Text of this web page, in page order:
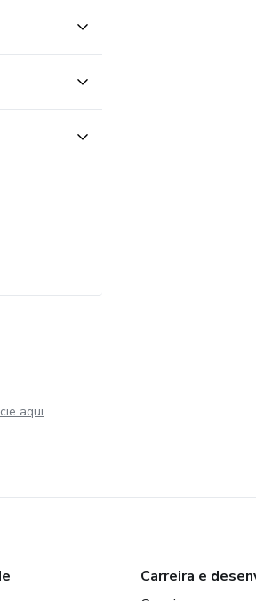
aqui
Carreira e